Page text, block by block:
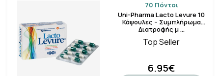
70 Πόντοι
Uni-Pharma Lacto Levure 10
Κάψουλες – Συμπλήρωμα
Διατροφής μ …
Top Seller
6.95€